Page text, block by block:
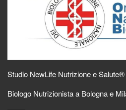
Studio NewLife Nutrizione e
Biologo Nutrizionista a Bologna e